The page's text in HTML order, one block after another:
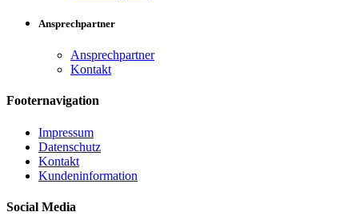
Ansprechpartner
Ansprechpartner
Kontakt
Footernavigation
Impressum
Datenschutz
Kontakt
Kundeninformation
Social Media